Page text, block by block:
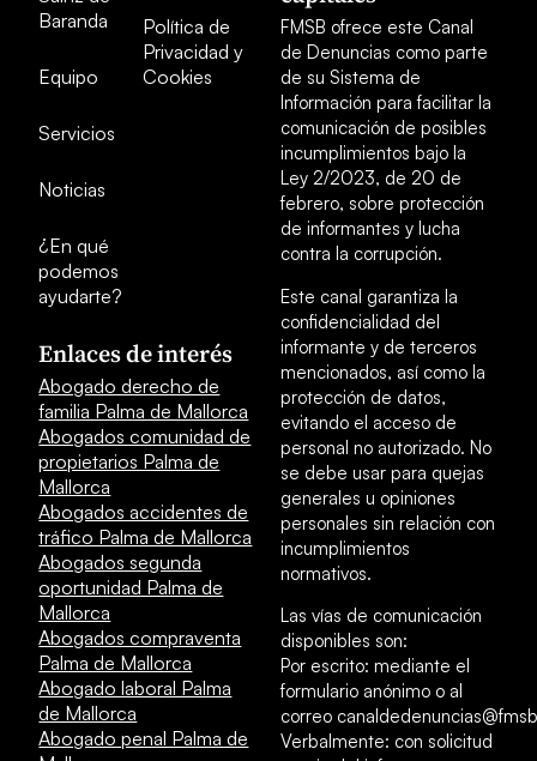
Baranda
Equipo
Servicios
Noticias
¿En qué
podemos
ayudarte?
Política de
Privacidad y
Cookies
Enlaces de interés
Abogado derecho de
familia Palma de Mallorca
Abogados comunidad de
propietarios Palma de
Mallorca
Abogados accidentes de
tráfico Palma de Mallorca
Abogados segunda
oportunidad Palma de
Mallorca
Abogados compraventa
Palma de Mallorca
Abogado laboral Palma
de Mallorca
Abogado penal Palma de
FMSB ofrece este Canal
de Denuncias como parte
de su Sistema de
Información para facilitar la
comunicación de posibles
incumplimientos bajo la
Ley 2/2023, de 20 de
febrero, sobre protección
de informantes y lucha
contra la corrupción.
Este canal garantiza la
confidencialidad del
informante y de terceros
mencionados, así como la
protección de datos,
evitando el acceso de
personal no autorizado. No
se debe usar para quejas
generales u opiniones
personales sin relación con
incumplimientos
normativos.
Las vías de comunicación
disponibles son:
Por escrito: mediante el
formulario anónimo o al
correo
Verbalmente: con solicitud